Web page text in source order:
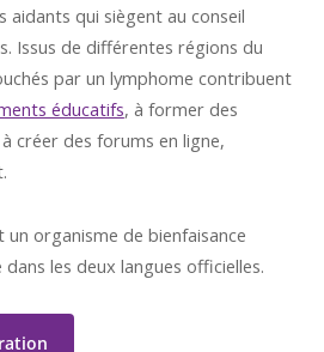
qui siègent au conseil
Issus de différentes régions du
par un lymphome contribuent
éducatifs, à former des
créer des forums en ligne,
un organisme de bienfaisance
les deux langues officielles.